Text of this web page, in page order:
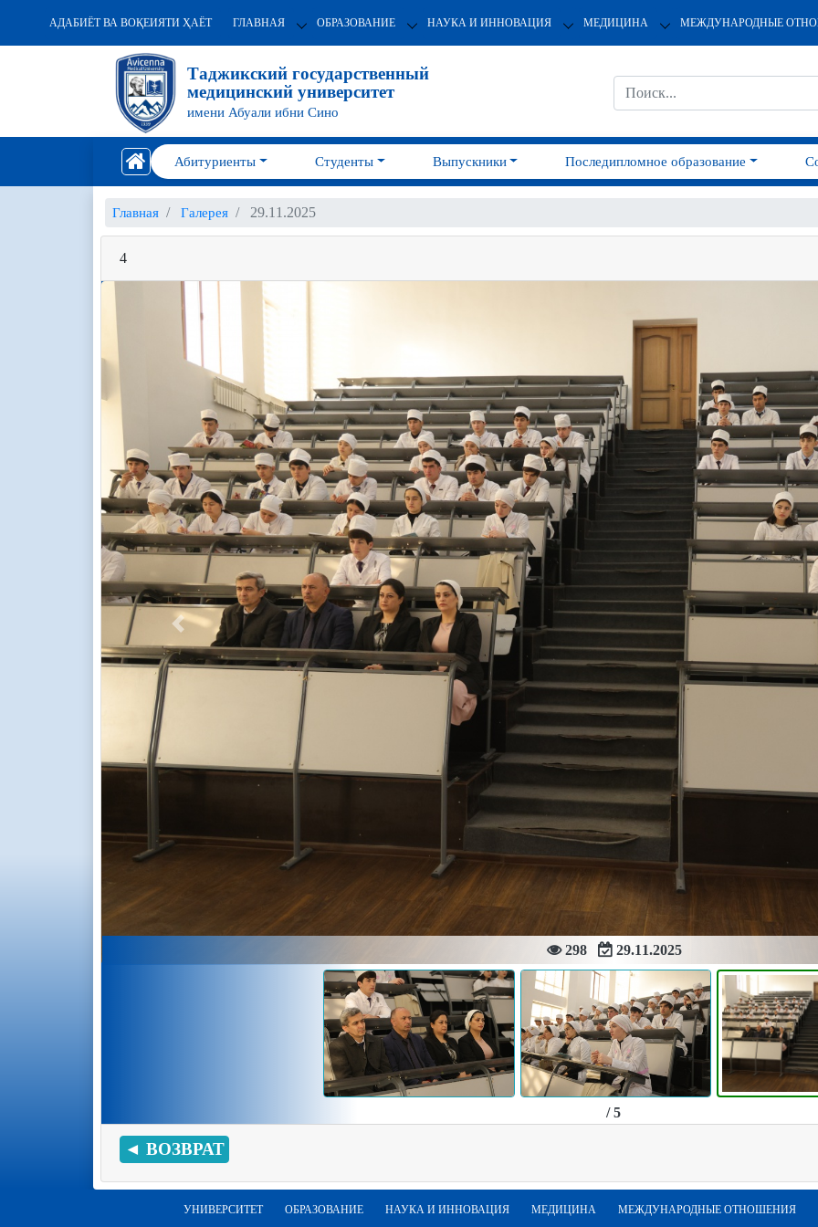
АДАБИЁТ ВА ВОҚЕИЯТИ ҲАЁТ ГЛАВНАЯ ОБРАЗОВАНИЕ НАУКА И ИННОВАЦИЯ МЕДИЦИНА МЕЖДУНАРОДНЫЕ
Таджикский государственный
медицинский университет
имени Абуали ибни Сино
Абитуриенты Студенты Выпускники Последипломное образование
Главная Галерея 29.11.2025
4
298 29.11.2025
Previous
/ 5
◄ ВОЗВРАТ
УНИВЕРСИТЕТ ОБРАЗОВАНИЕ НАУКА И ИННОВАЦИЯ МЕДИЦИНА МЕЖДУНАРОДНЫЕ ОТНОШЕНИЯ